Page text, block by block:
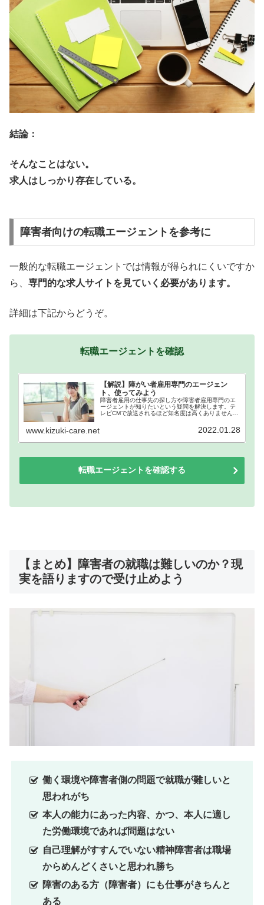
結論：
そんなことはない。
求人はしっかり存在している。
障害者向けの転職エージェントを参考に
一般的な転職エージェントでは情報が得られにくいですか
ら、 専門的な求人サイトを見ていく必要があります。
詳細は下記からどうぞ。
転職エージェントを確認
【解説】障がい者雇用専門のエージェン
ト、使ってみよう
障害者雇用の仕事先の探し方や障害者雇用専門のエ
ージェントが知りたいという疑問を解決します。テ
レビCMで放送されるほど知名度は高くありませんの
ます。実際に仕事で携わったエージェントを解説を
www.kizuki-care.net 2022.01.28
転職エージェントを確認する
【まとめ】障害者の就職は難しいのか？現
実を語りますので受け止めよう
働く環境や障害者側の問題で就職が難しいと
思われがち
本人の能力にあった内容、かつ、本人に適し
た労働環境であれば問題はない
自己理解がすすんでいない精神障害者は職場
からめんどくさいと思われ勝ち
障害のある方（障害者）にも仕事がきちんと
ある